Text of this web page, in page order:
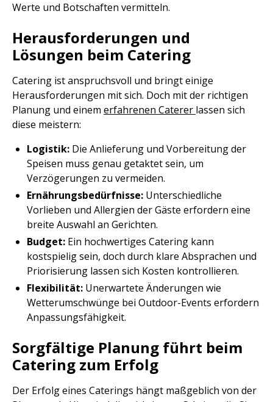
Werte und Botschaften vermitteln.
Herausforderungen und
Lösungen beim Catering
Catering ist anspruchsvoll und bringt einige
Herausforderungen mit sich. Doch mit der richtigen
Planung und einem erfahrenen Caterer lassen sich
diese meistern:
Logistik: Die Anlieferung und Vorbereitung der
Speisen muss genau getaktet sein, um
Verzögerungen zu vermeiden.
Ernährungsbedürfnisse: Unterschiedliche
Vorlieben und Allergien der Gäste erfordern eine
breite Auswahl an Gerichten.
Budget: Ein hochwertiges Catering kann
kostspielig sein, doch durch klare Absprachen und
Priorisierung lassen sich Kosten kontrollieren.
Flexibilität: Unerwartete Änderungen wie
Wetterumschwünge bei Outdoor-Events erfordern
Anpassungsfähigkeit.
Sorgfältige Planung führt beim
Catering zum Erfolg
Der Erfolg eines Caterings hängt maßgeblich von der